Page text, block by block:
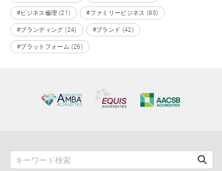
#ビジネス倫理 (21) #ファミリービジネス (83)
#ブランディング (24) #ブランド (42)
#プラットフォーム (26)